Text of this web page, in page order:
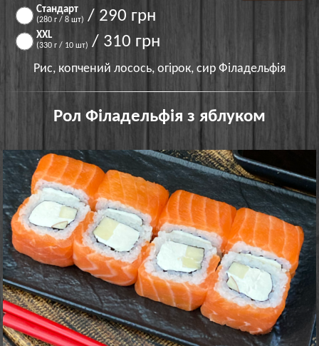
Стандарт
(280 г / 8 шт) / 290 грн
XXL
(330 г / 10 шт) / 310 грн
Рис, копчений лосось, огірок, сир Філадельфія
Рол Філадельфія з яблуком